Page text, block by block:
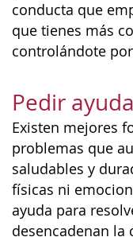
conducta que
que tienes más
controlándote
Pedir ayuda
Existen mejores
problemas que
saludables y
físicas ni
ayuda para
desencadenan la